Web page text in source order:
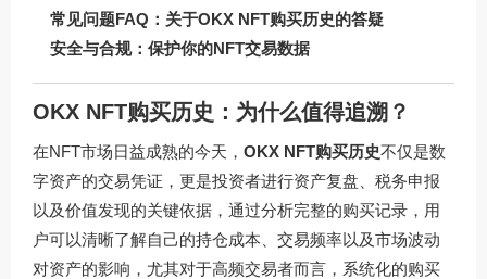
常见问题FAQ：关于OKX NFT购买历史的答疑
安全与合规：保护你的NFT交易数据
OKX NFT购买历史：为什么值得追溯？
在NFT市场日益成熟的今天， OKX NFT购买历史不仅是数
字资产的交易凭证，更是投资者进行资产复盘、税务申报
以及价值发现的关键依据，通过分析完整的购买记录，用
户可以清晰了解自己的持仓成本、交易频率以及市场波动
对资产的影响，尤其对于高频交易者而言，系统化的购买